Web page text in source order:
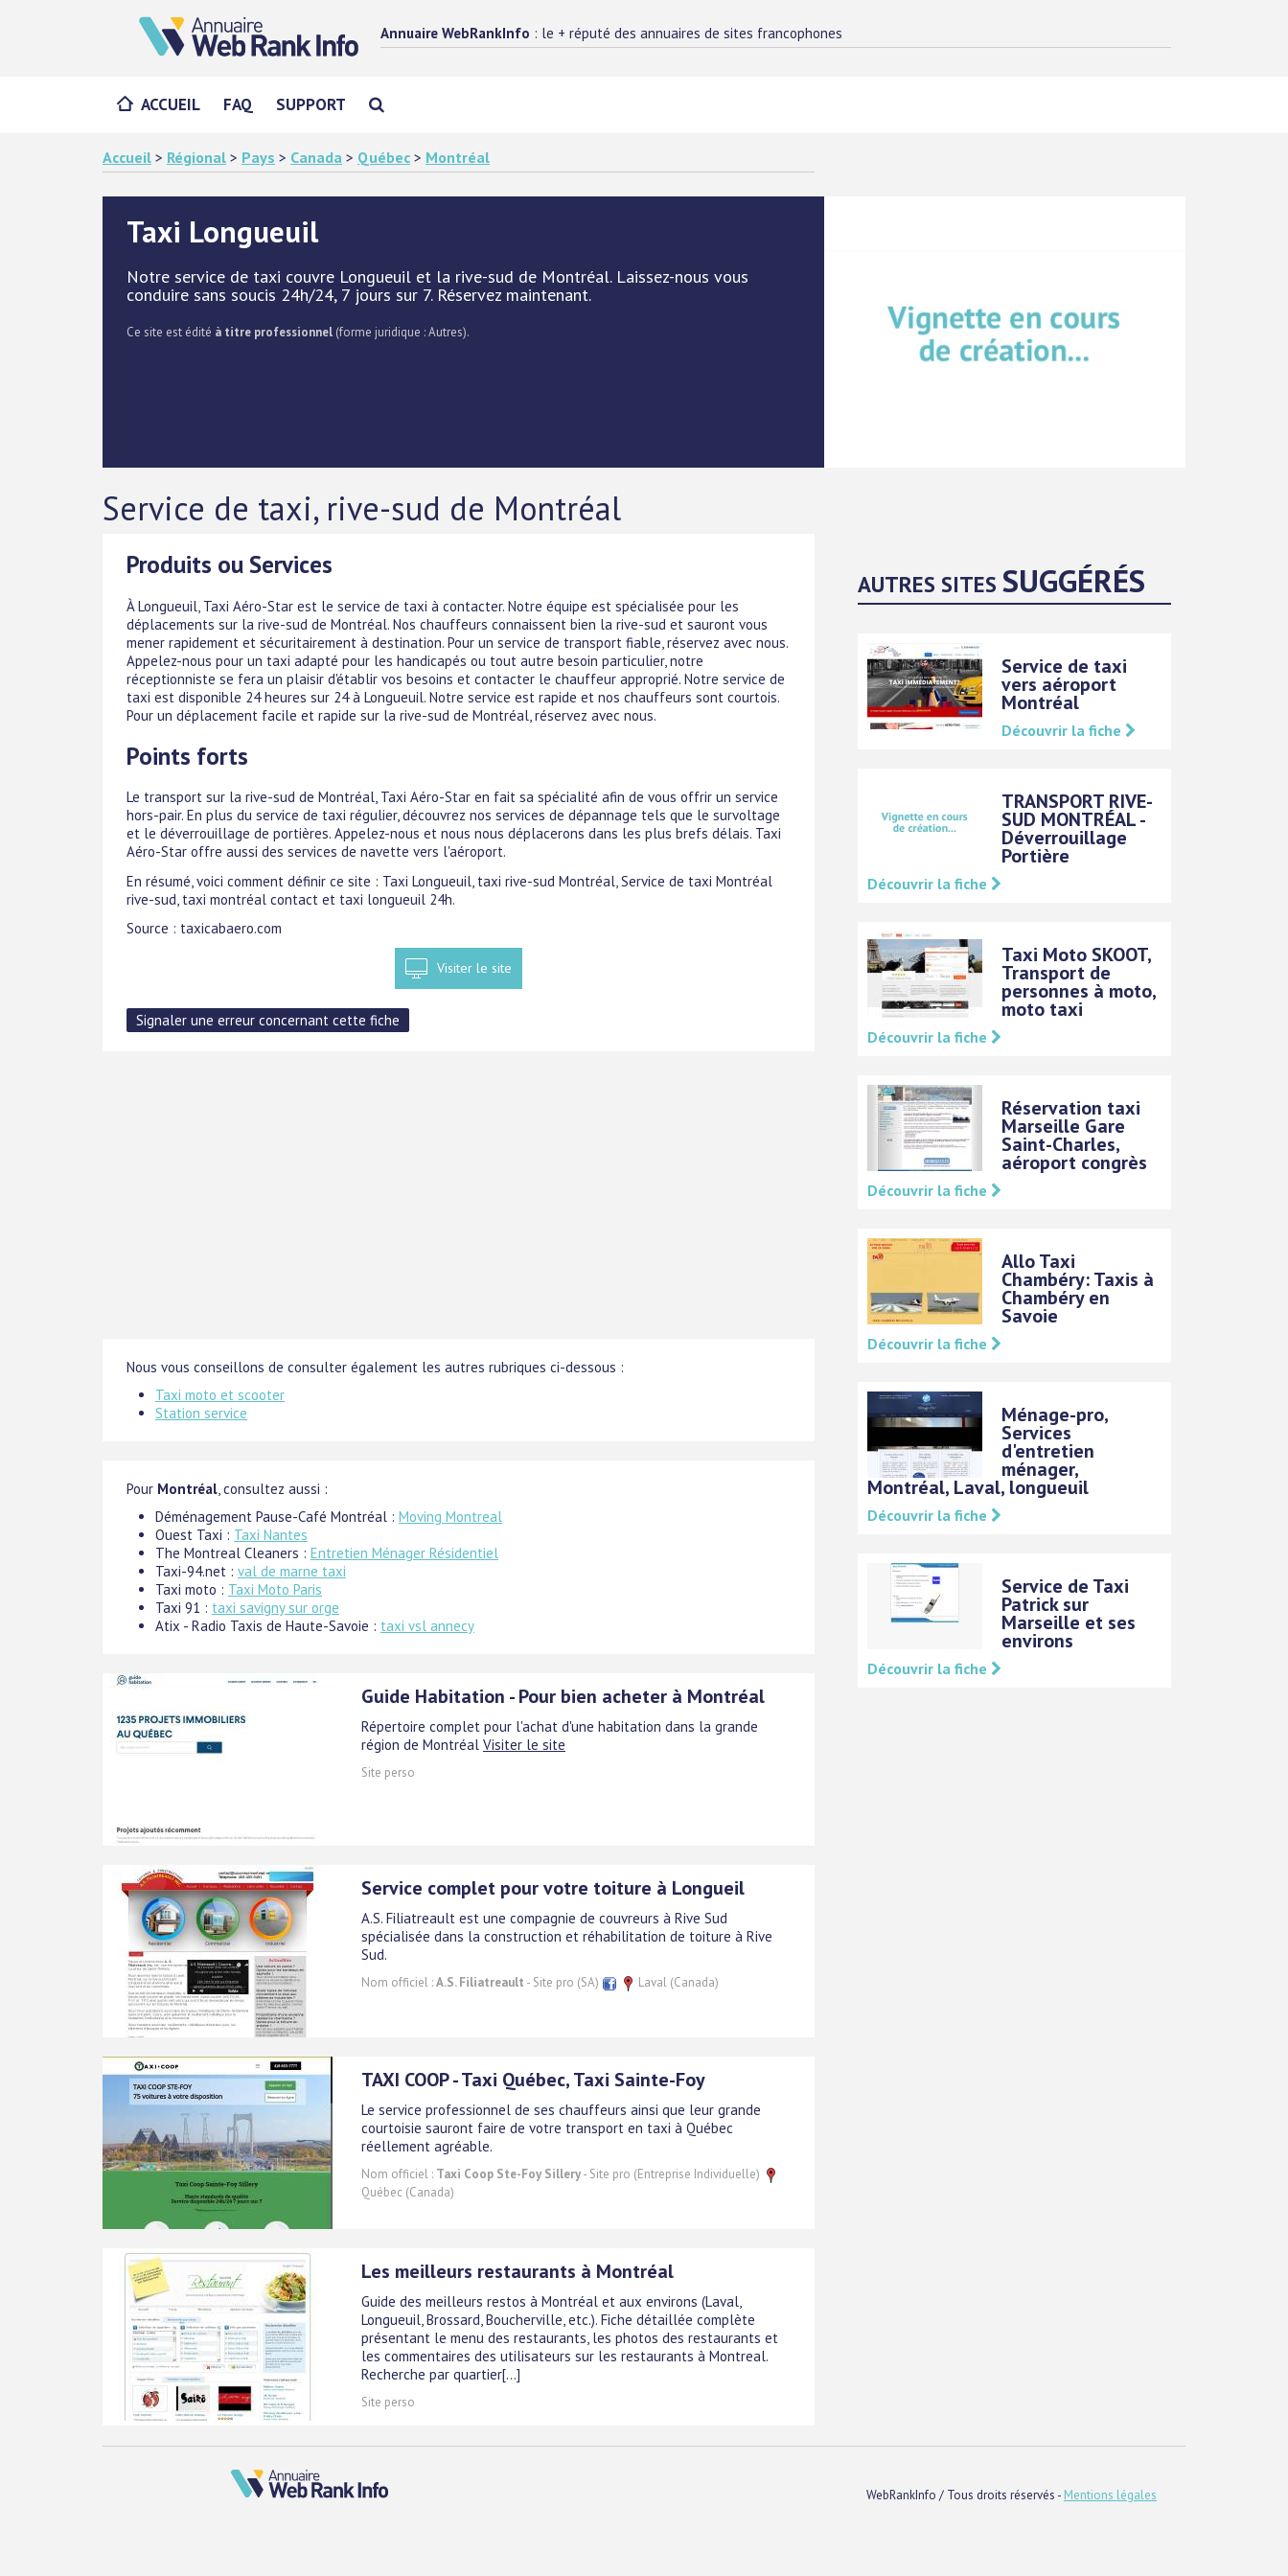
Annuaire WebRankInfo : le + réputé des annuaires de sites francophones
ACCUEIL FAQ SUPPORT
Accueil > Régional > Pays > Canada > Québec > Montréal
Taxi Longueuil
Notre service de taxi couvre Longueuil et la rive-sud de Montréal. Laissez-nous vous
conduire sans soucis 24h/24, 7 jours sur 7. Réservez maintenant.
Ce site est édité à titre professionnel (forme juridique : Autres).
Service de taxi, rive-sud de Montréal
Produits ou Services
À Longueuil, Taxi Aéro-Star est le service de taxi à contacter. Notre équipe est spécialisée pour les
déplacements sur la rive-sud de Montréal. Nos chauffeurs connaissent bien la rive-sud et sauront vous
mener rapidement et sécuritairement à destination. Pour un service de transport fiable, réservez avec nous.
Appelez-nous pour un taxi adapté pour les handicapés ou tout autre besoin particulier, notre
réceptionniste se fera un plaisir d'établir vos besoins et contacter le chauffeur approprié. Notre service de
taxi est disponible 24 heures sur 24 à Longueuil. Notre service est rapide et nos chauffeurs sont courtois.
Pour un déplacement facile et rapide sur la rive-sud de Montréal, réservez avec nous.
Points forts
Le transport sur la rive-sud de Montréal, Taxi Aéro-Star en fait sa spécialité afin de vous offrir un service
hors-pair. En plus du service de taxi régulier, découvrez nos services de dépannage tels que le survoltage
et le déverrouillage de portières. Appelez-nous et nous nous déplacerons dans les plus brefs délais. Taxi
Aéro-Star offre aussi des services de navette vers l'aéroport.
En résumé, voici comment définir ce site : Taxi Longueuil, taxi rive-sud Montréal, Service de taxi Montréal
rive-sud, taxi montréal contact et taxi longueuil 24h.
Source : taxicabaero.com
Visiter le site
Nous vous conseillons de consulter également les autres rubriques ci-dessous :
Taxi moto et scooter
Station service
Pour Montréal, consultez aussi :
Déménagement Pause-Café Montréal : Moving Montreal
Ouest Taxi : Taxi Nantes
The Montreal Cleaners : Entretien Ménager Résidentiel
Taxi-94.net : val de marne taxi
Taxi moto : Taxi Moto Paris
Taxi 91 : taxi savigny sur orge
Atix - Radio Taxis de Haute-Savoie : taxi vsl annecy
Guide Habitation - Pour bien acheter à Montréal
Répertoire complet pour l'achat d'une habitation dans la grande
région de Montréal Visiter le site
Site perso
Service complet pour votre toiture à Longueil
A.S. Filiatreault est une compagnie de couvreurs à Rive Sud
spécialisée dans la construction et réhabilitation de toiture à Rive
Sud.
Nom officiel :A.S. Filiatreault - Site pro (SA) Laval (Canada)
TAXI COOP - Taxi Québec, Taxi Sainte-Foy
Le service professionnel de ses chauffeurs ainsi que leur grande
courtoisie sauront faire de votre transport en taxi à Québec
réellement agréable.
Nom officiel : Taxi Coop Ste-Foy Sillery- Site pro (Entreprise Individuelle)
Québec (Canada)
Les meilleurs restaurants à Montréal
Guide des meilleurs restos à Montréal et aux environs (Laval,
Longueuil, Brossard, Boucherville, etc.). Fiche détaillée complète
présentant le menu des restaurants, les photos des restaurants et
les commentaires des utilisateurs sur les restaurants à Montreal.
Recherche par quartier[...]
Site perso
AUTRES SITESSUGGÉRÉS
Service de taxi
vers aéroport
Montréal
Découvrir la fiche
TRANSPORT RIVE-
SUD MONTRÉAL -
Déverrouillage
Portière
Découvrir la fiche
Taxi Moto SKOOT,
Transport de
personnes à moto,
moto taxi
Découvrir la fiche
Réservation taxi
Marseille Gare
Saint-Charles,
aéroport congrès
Découvrir la fiche
Allo Taxi
Chambéry: Taxis à
Chambéry en
Savoie
Découvrir la fiche
Ménage-pro,
Services
d'entretien
ménager,
Montréal, Laval, longueuil
Découvrir la fiche
Service de Taxi
Patrick sur
Marseille et ses
environs
Découvrir la fiche
WebRankInfo / Tous droits réservés - Mentions légales